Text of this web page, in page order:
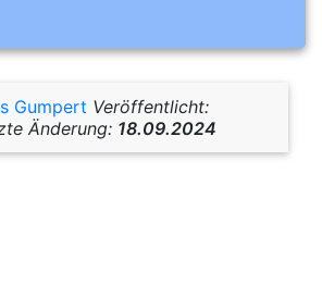
Gumpert Veröffentlicht:
Änderung: 18.09.2024